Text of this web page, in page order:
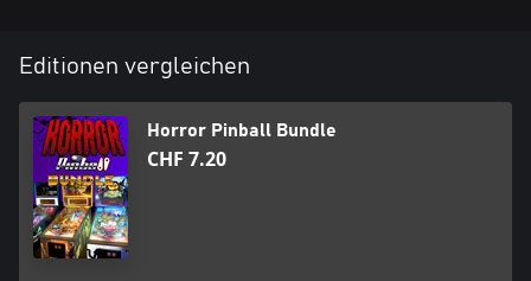
Editionen vergleichen
Horror Pinball Bundle
CHF 7.20